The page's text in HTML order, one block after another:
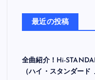
最近の投稿
全曲紹介！Hi-
（ハイ・スタンダード